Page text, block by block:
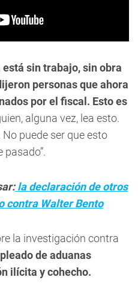
sin trabajo, sin obra
personas que ahora
por el fiscal. Esto es
alguna vez, lea esto.
puede ser que esto
la declaración de otros
contra Walter Bento
la investigación contra
de aduanas
ilícita y cohecho.